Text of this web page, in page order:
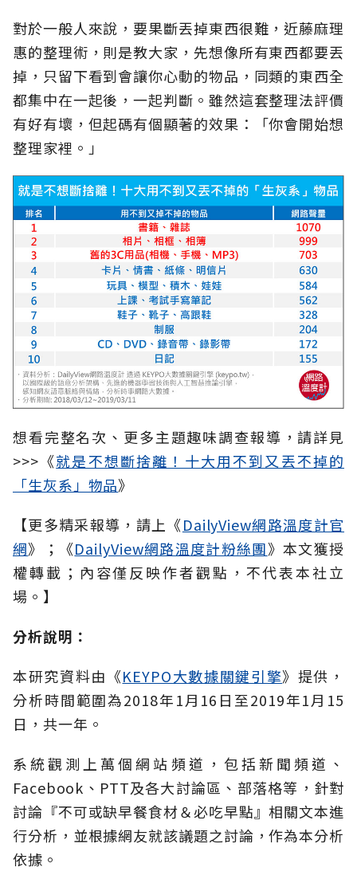
對於一般人來說，要果斷丟掉東西很難，近藤麻理
惠的整理術，則是教大家，先想像所有東西都要丟
掉，只留下看到會讓你心動的物品，同類的東西全
都集中在一起後，一起判斷。雖然這套整理法評價
有好有壞，但起碼有個顯著的效果：「你會開始想
整理家裡。」
想看完整名次、更多主題趣味調查報導，請詳見
>>>《就是不想斷捨離！十大用不到又丟不掉的
「生灰系」物品》
【更多精采報導，請上《DailyView網路溫度計官
網》；《DailyView網路溫度計粉絲團》本文獲授
權轉載；內容僅反映作者觀點，不代表本社立
場。】
分析說明：
本研究資料由《KEYPO大數據關鍵引擎》提供，
分析時間範圍為2018年1月16日至2019年1月15
日，共一年。
系統觀測上萬個網站頻道，包括新聞頻道、
Facebook、PTT及各大討論區、部落格等，針對
討論『不可或缺早餐食材＆必吃早點』相關文本進
行分析，並根據網友就該議題之討論，作為本分析
依據。